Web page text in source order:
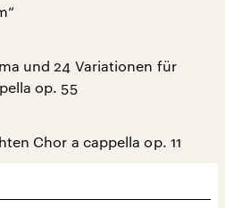
und 24 Variationen für
op. 55
Chor a cappella op. 11